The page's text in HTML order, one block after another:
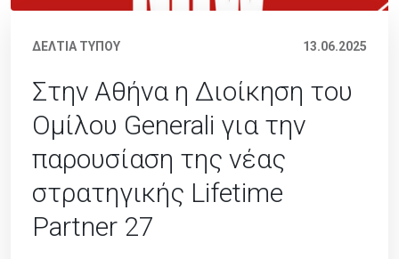
ΔΕΛΤΙΑ ΤΥΠΟΥ 13.06.2025
Στην Αθήνα η Διοίκηση του
Ομίλου Generali για την
παρουσίαση της νέας
στρατηγικής Lifetime
Partner 27